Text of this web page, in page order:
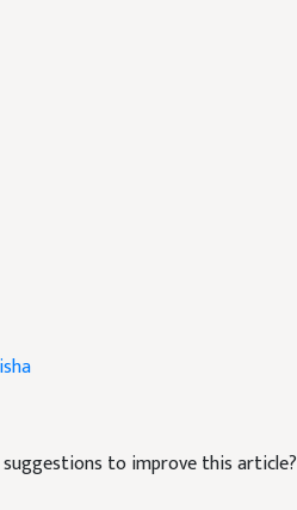
to improve this article?